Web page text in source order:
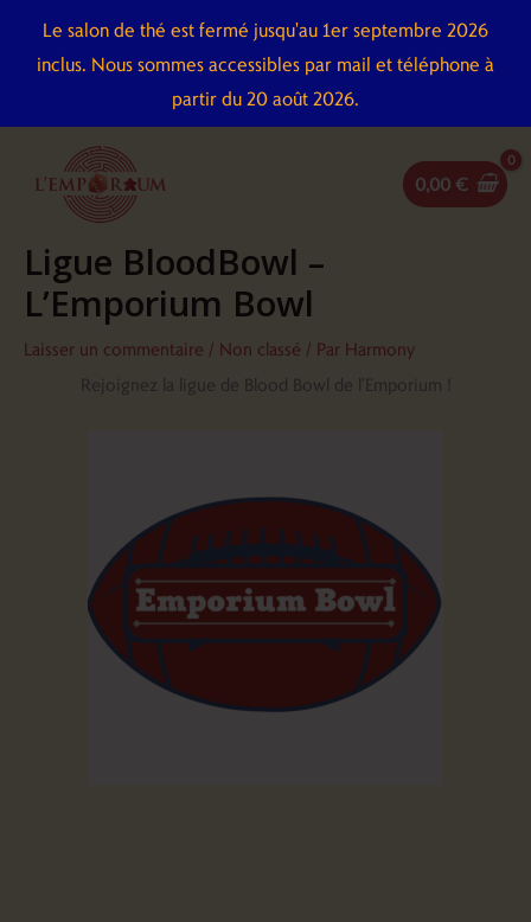
Le salon de thé est fermé jusqu'au 1er septembre 2026
inclus. Nous sommes accessibles par mail et téléphone à
partir du 20 août 2026.
contenu
0,00 €
Ligue BloodBowl –
L’Emporium Bowl
Laisser un commentaire / Non classé / Par Harmony
Rejoignez la ligue de Blood Bowl de l'Emporium !